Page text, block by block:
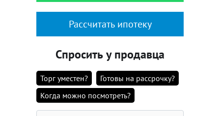
Рассчитать ипотеку
Спросить у продавца
Торг уместен?
Готовы на рассрочку?
Когда можно посмотреть?